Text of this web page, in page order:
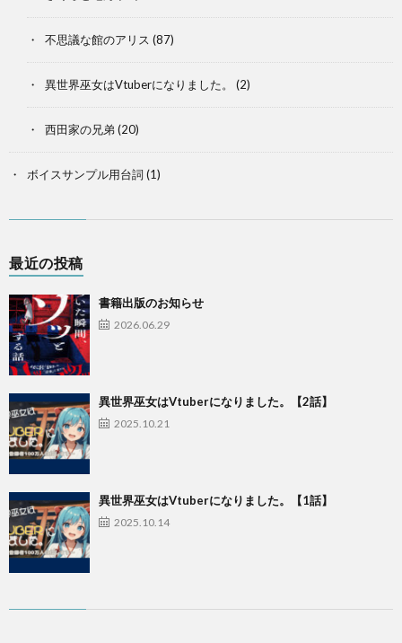
不思議な館のアリス (87)
異世界巫女はVtuberになりました。 (2)
西田家の兄弟(20)
ボイスサンプル用台詞 (1)
最近の投稿
書籍出版のお知らせ
2026.06.29
異世界巫女はVtuberになりました。【2話】
2025.10.21
異世界巫女はVtuberになりました。【1話】
2025.10.14